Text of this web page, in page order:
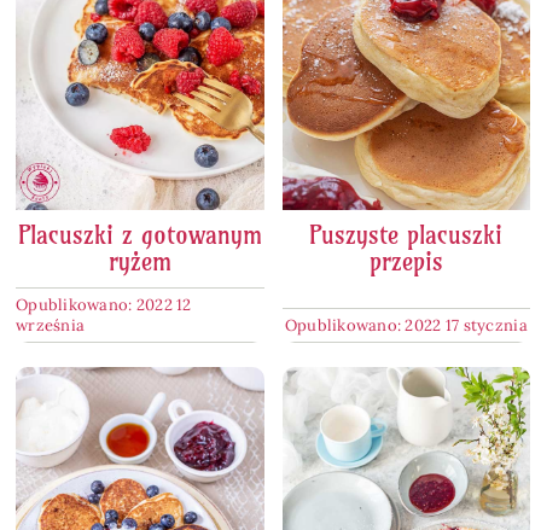
Placuszki z gotowanym
ryżem
Opublikowano: 2022 12
września
Puszyste placuszki
przepis
Opublikowano: 2022 17 stycznia